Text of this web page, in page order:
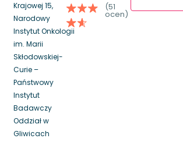
Krajowej 15,
Narodowy
Instytut Onkologii
im. Marii
Skłodowskiej-
Curie –
Państwowy
Instytut
Badawczy
Oddział w
Gliwicach
(51
ocen)